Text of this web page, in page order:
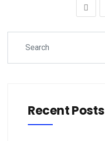
Recent Posts